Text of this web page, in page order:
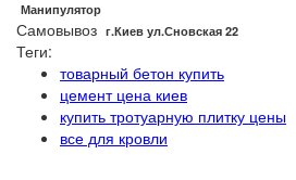
Манипулятор
Самовывоз г.Киев ул.Сновская 22
Теги:
товарный бетон купить
цемент цена киев
купить тротуарную плитку цены
все для кровли